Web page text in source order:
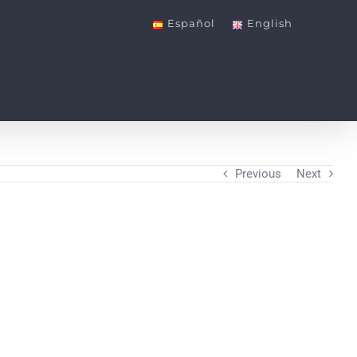
Español English
Previous Next